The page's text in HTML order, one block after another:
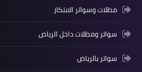
مظلات وسواتر الابتكار
سواتر ومظلات داخل الرياض
سواتر بالرياض